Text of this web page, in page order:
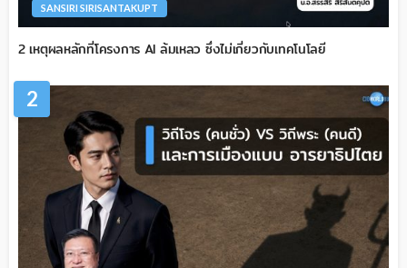
SANSIRI SIRISANTAKUPT
2 เหตุผลหลักที่โครงการ AI ล้มเหลว ซึ่งไม่เกี่ยวกับเทคโนโลยี
2